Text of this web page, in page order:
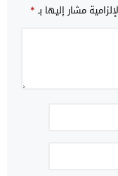
مشار إليها بـ*